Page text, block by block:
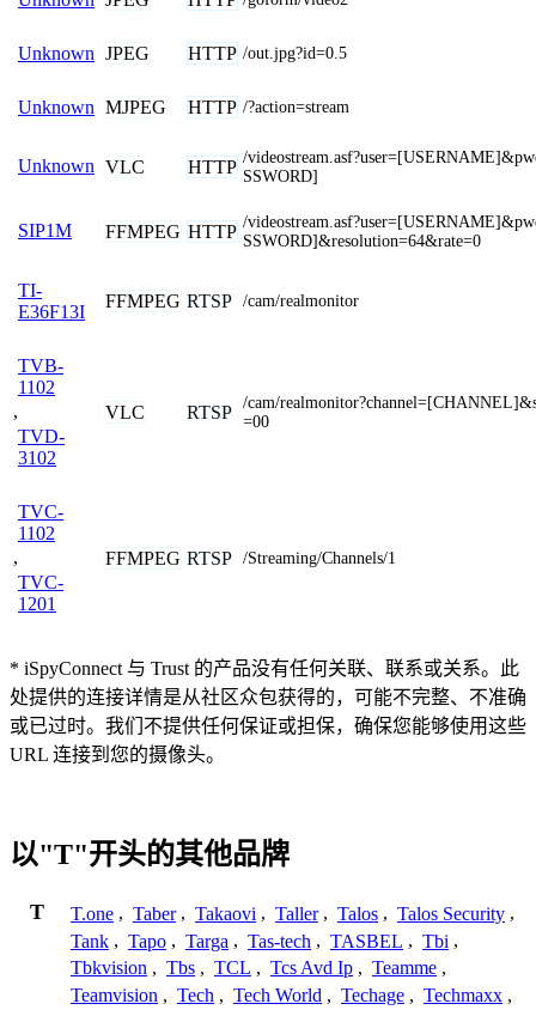
Unknown JPEG HTTP /out.jpg?id=0.5
Unknown MJPEG HTTP /?action=stream
Unknown VLC HTTP /
SSWORD]
SIP1M FFMPEG HTTP /
SSWORD]&resolution=64&rate=0
TI-
E36F13I
FFMPEG RTSP /cam/realmonitor
TVB-
1102
,
TVD-
3102
VLC RTSP /cam/
=00
TVC-
1102
,
TVC-
1201
FFMPEG RTSP /Streaming/Channels/1
* iSpyConnect 与 Trust 的产品没有任何关联、联系或关系。此
处提供的连接详情是从社区众包获得的，可能不完整、不准确
或已过时。我们不提供任何保证或担保，确保您能够使用这些
URL 连接到您的摄像头。
以"T"开头的其他品牌
T T.one , Taber , Takaovi , Taller , Talos , Talos Security ,
Tank , Tapo , Targa , Tas-tech , TASBEL , Tbi ,
Tbkvision , Tbs , TCL , Tcs Avd Ip , Teamme ,
Teamvision , Tech , Tech World , Techage , Techmaxx ,